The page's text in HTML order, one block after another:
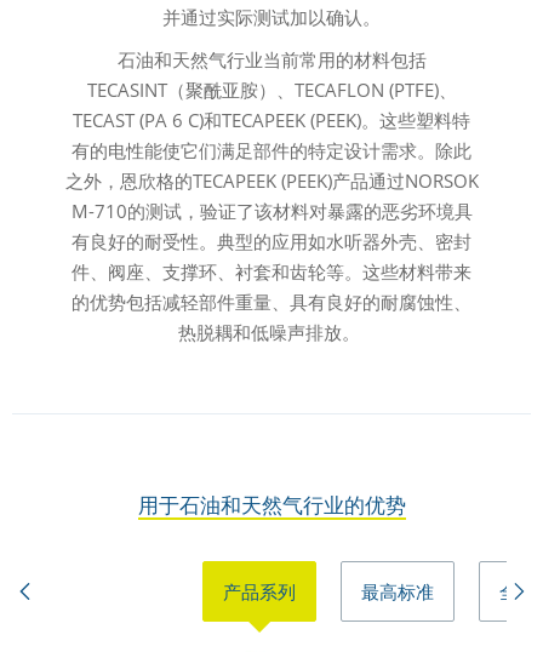
并通过实际测试加以确认。
石油和天然气行业当前常用的材料包括
TECASINT（聚酰亚胺）、TECAFLON (PTFE)、
TECAST (PA 6 C)和TECAPEEK (PEEK)。这些塑料特
有的电性能使它们满足部件的特定设计需求。除此
之外，恩欣格的TECAPEEK (PEEK)产品通过NORSOK
M-710的测试，验证了该材料对暴露的恶劣环境具
有良好的耐受性。典型的应用如水听器外壳、密封
件、阀座、支撑环、衬套和齿轮等。这些材料带来
的优势包括减轻部件重量、具有良好的耐腐蚀性、
热脱耦和低噪声排放。
用于石油和天然气行业的优势
产品系列 最高标准 全球